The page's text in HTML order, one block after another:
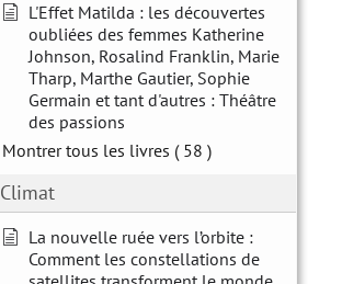
L'Effet Matilda : les découvertes
oubliées des femmes Katherine
Johnson, Rosalind Franklin, Marie
Tharp, Marthe Gautier, Sophie
Germain et tant d'autres : Théâtre
des passions
Montrer tous les livres ( 58 )
Climat
La nouvelle ruée vers l’orbite :
Comment les constellations de